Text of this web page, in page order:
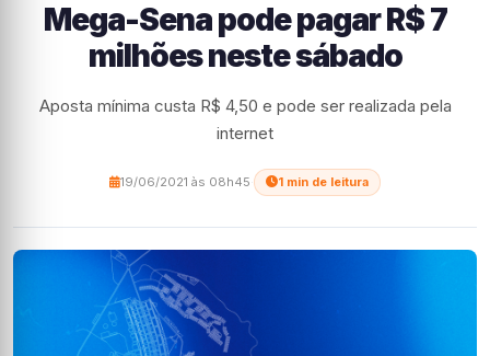
Mega-Sena pode pagar R$ 7
milhões neste sábado
Aposta mínima custa R$ 4,50 e pode ser realizada pela
internet
19/06/2021 às 08h45 1 min de leitura